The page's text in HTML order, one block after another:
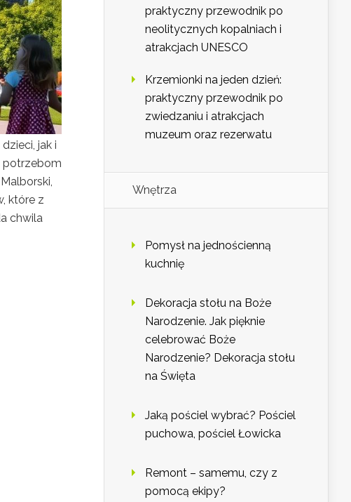
jak i
potrzebom
które z
chwila
praktyczny przewodnik po
neolitycznych kopalniach i
atrakcjach UNESCO
Krzemionki na jeden dzień:
praktyczny przewodnik po
zwiedzaniu i atrakcjach
muzeum oraz rezerwatu
Wnętrza
Pomysł na jednościenną
kuchnię
Dekoracja stołu na Boże
Narodzenie. Jak pięknie
celebrować Boże
Narodzenie? Dekoracja stołu
na Święta
Jaką pościel wybrać? Pościel
puchowa, pościel Łowicka
Remont – samemu, czy z
pomocą ekipy?